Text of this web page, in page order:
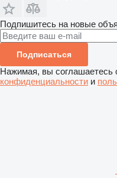
Подпишитесь на новые
Подписаться
Нажимая, вы соглашаетесь
конфиденциальности и